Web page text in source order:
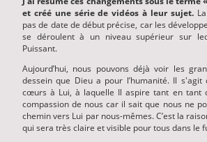
et créé une série de vidéos à leur sujet.La
pas de date de début précise, car les
se déroulent à un niveau supérieur sur
Puissant.
Aujourd’hui, nous pouvons déjà voir les
dessein que Dieu a pour l’humanité. Il s'agit
cœurs à Lui, à laquelle Il aspire tant en tant
compassion de nous car il sait que nous ne
chemin vers Lui par nous-mêmes. C’est la
qui sera très claire et visible pour tous dans le